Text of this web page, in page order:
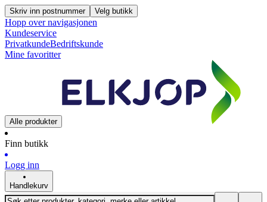
Skriv inn postnummer Velg butikk
Hopp over navigasjonen
Kundeservice
PrivatkundeBedriftskunde
Mine favoritter
Alle produkter
Finn butikk
Logg inn
Handlekurv